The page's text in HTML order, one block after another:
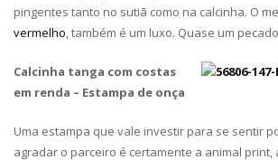
pingentes tanto no sutiã como na calcinha. O
vermelho, também é um luxo. Quase um
Calcinha tanga com costas
em renda – Estampa de onça
Uma estampa que vale investir para se sentir
agradar o parceiro é certamente a animal print,